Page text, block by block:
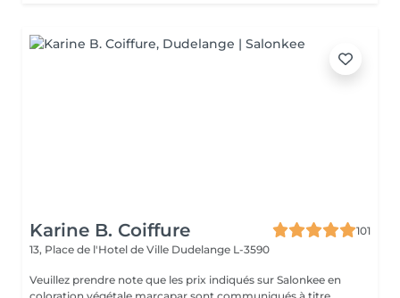
Karine B. Coiffure
101
13, Place de l'Hotel de Ville Dudelange L-3590
Veuillez prendre note que les prix indiqués sur Salonkee en